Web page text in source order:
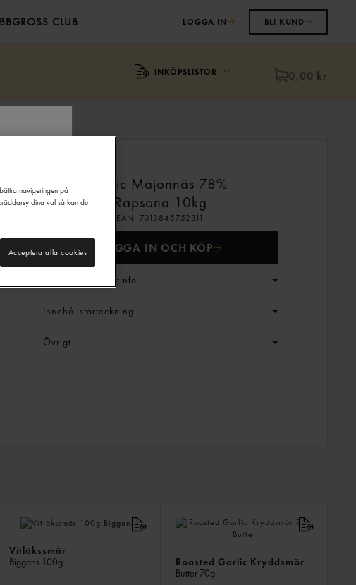
CLUB LOGGA IN BLI KUND
INKÖPSLISTOR 0,00 kr
Basic Majonnäs 78%
Rapsona 10kg
EAN: 7313845752311
LOGGA IN OCH KÖP
Generell produktinfo
Innehållsförteckning
Övrigt
Vitlökssmör
Biggans 100g
Roasted Garlic Kryddsmör
Butter 70g
navigeringen på
dina val så kan du
Acceptera alla cookies